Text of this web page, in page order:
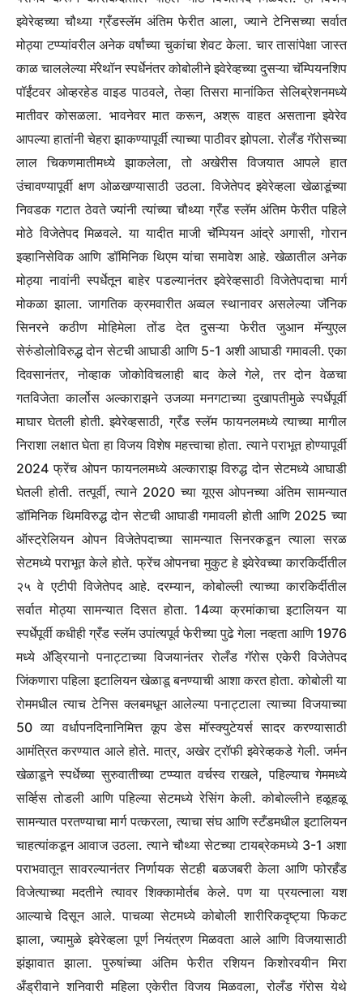
झ्वेरेव्हच्या चौथ्या ग्रँडस्लॅम अंतिम फेरीत आला, ज्याने टेनिसच्या सर्वात
मोठ्या टप्प्यांवरील अनेक वर्षांच्या चुकांचा शेवट केला. चार तासांपेक्षा जास्त
काळ चाललेल्या मॅरेथॉन स्पर्धेनंतर कोबोलीने झ्वेरेव्हच्या दुसऱ्या चॅम्पियनशिप
पॉईंटवर ओव्हरहेड वाइड पाठवले, तेव्हा तिसरा मानांकित सेलिब्रेशनमध्ये
मातीवर कोसळला. भावनेवर मात करून, अश्रू वाहत असताना झ्वेरेव
आपल्या हातांनी चेहरा झाकण्यापूर्वी त्याच्या पाठीवर झोपला. रोलँड गॅरोसच्या
लाल चिकणमातीमध्ये झाकलेला, तो अखेरीस विजयात आपले हात
उंचावण्यापूर्वी क्षण ओळखण्यासाठी उठला. विजेतेपद झ्वेरेव्हला खेळाडूंच्या
निवडक गटात ठेवते ज्यांनी त्यांच्या चौथ्या ग्रँड स्लॅम अंतिम फेरीत पहिले
मोठे विजेतेपद मिळवले.या यादीत माजी चॅम्पियन आंद्रे अगासी, गोरान
इव्हानिसेविक आणि डॉमिनिक थिएम यांचा समावेश आहे. खेळातील अनेक
मोठ्या नावांनी स्पर्धेतून बाहेर पडल्यानंतर झ्वेरेव्हसाठी विजेतेपदाचा मार्ग
मोकळा झाला. जागतिक क्रमवारीत अव्वल स्थानावर असलेल्या जॅनिक
सिनरने कठीण मोहिमेला तोंड देत दुसऱ्या फेरीत जुआन मॅन्युएल
सेरुंडोलोविरुद्ध दोन सेटची आघाडी आणि 5-1 अशी आघाडी गमावली. एका
दिवसानंतर, नोव्हाक जोकोविचलाही बाद केले गेले, तर दोन वेळचा
गतविजेता कार्लोस अल्काराझने उजव्या मनगटाच्या दुखापतीमुळे स्पर्धेपूर्वी
माघार घेतली होती. झ्वेरेव्हसाठी, ग्रँड स्लॅम फायनलमध्ये त्याच्या मागील
निराशा लक्षात घेता हा विजय विशेष महत्त्वाचा होता. त्याने पराभूत होण्यापूर्वी
2024 फ्रेंच ओपन फायनलमध्ये अल्काराझ विरुद्ध दोन सेटमध्ये आघाडी
घेतली होती. तत्पूर्वी, त्याने 2020 च्या यूएस ओपनच्या अंतिम सामन्यात
डॉमिनिक थिमविरुद्ध दोन सेटची आघाडी गमावली होती आणि 2025 च्या
ऑस्ट्रेलियन ओपन विजेतेपदाच्या सामन्यात सिनरकडून त्याला सरळ
सेटमध्ये पराभूत केले होते. फ्रेंच ओपनचा मुकुट हे झ्वेरेवच्या कारकिर्दीतील
२५ वे एटीपी विजेतेपद आहे. दरम्यान, कोबोल्ली त्याच्या कारकिर्दीतील
सर्वात मोठ्या सामन्यात दिसत होता. 14व्या क्रमांकाचा इटालियन या
स्पर्धेपूर्वी कधीही ग्रँड स्लॅम उपांत्यपूर्व फेरीच्या पुढे गेला नव्हता आणि 1976
मध्ये ॲड्रियानो पनाट्टाच्या विजयानंतर रोलँड गॅरोस एकेरी विजेतेपद
जिंकणारा पहिला इटालियन खेळाडू बनण्याची आशा करत होता. कोबोली या
रोममधील त्याच टेनिस क्लबमधून आलेल्या पनाट्टाला त्याच्या विजयाच्या
50 व्या वर्धापनदिनानिमित्त कूप डेस मॉस्क्युटेयर्स सादर करण्यासाठी
आमंत्रित करण्यात आले होते.मात्र, अखेर ट्रॉफी झ्वेरेव्हकडे गेली. जर्मन
खेळाडूने स्पर्धेच्या सुरुवातीच्या टप्प्यात वर्चस्व राखले, पहिल्याच गेममध्ये
सर्व्हिस तोडली आणि पहिल्या सेटमध्ये रेसिंग केली. कोबोल्लीने हळूहळू
सामन्यात परतण्याचा मार्ग पत्करला, त्याचा संघ आणि स्टँडमधील इटालियन
चाहत्यांकडून आवाज उठला. त्याने चौथ्या सेटच्या टायब्रेकमध्ये 3-1 अशा
पराभवातून सावरल्यानंतर निर्णायक सेटही बळजबरी केला आणि फोरहँड
विजेत्याच्या मदतीने त्यावर शिक्कामोर्तब केले. पण या प्रयत्नाला यश
आल्याचे दिसून आले. पाचव्या सेटमध्ये कोबोली शारीरिकदृष्ट्या फिकट
झाला, ज्यामुळे झ्वेरेव्हला पूर्ण नियंत्रण मिळवता आले आणि विजयासाठी
झंझावात झाला. पुरुषांच्या अंतिम फेरीत रशियन किशोरवयीन मिरा
अँड्रीवाने शनिवारी महिला एकेरीत विजय मिळवला, रोलँड गॅरोस येथे